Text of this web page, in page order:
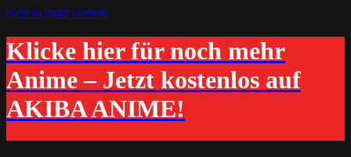
Skip to main content
Klicke hier für noch mehr
Anime – Jetzt kostenlos auf
AKIBA ANIME!